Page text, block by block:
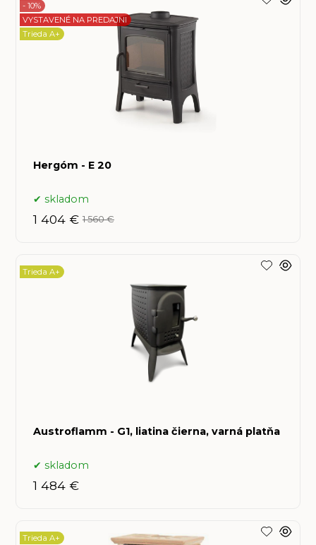
Hergóm - E 20
- 10%
VYSTAVENÉ NA PREDAJNI
Trieda A+
skladom
1 404 € 1 560 €
Austroflamm - G1, liatina čierna, varná platňa
Trieda A+
skladom
1 484 €
Trieda A+